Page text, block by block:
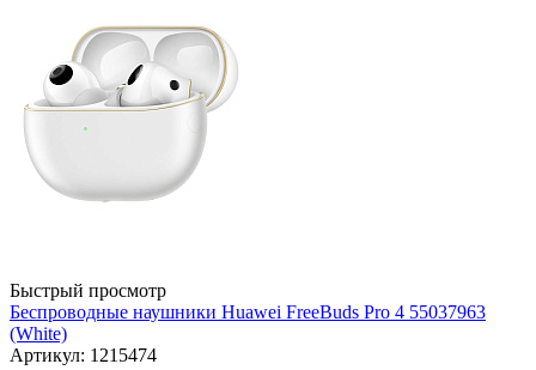
Быстрый просмотр
Беспроводные наушники Huawei FreeBuds Pro 4 55037963
(White)
Артикул: 1215474